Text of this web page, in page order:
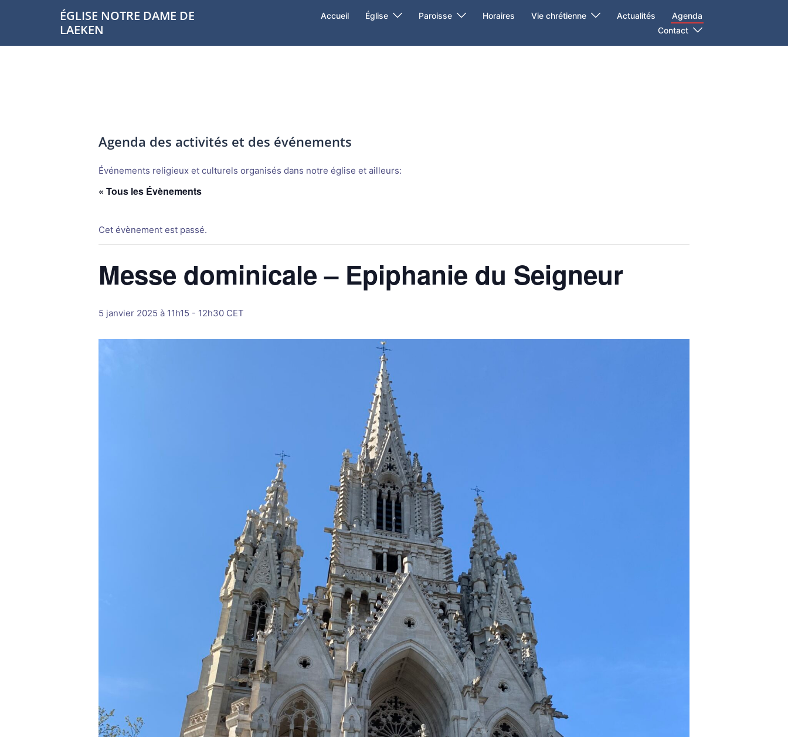
ÉGLISE NOTRE DAME DE
LAEKEN
Accueil Église Paroisse Horaires Vie chrétienne Actualités
Agenda
Contact
Agenda des activités et des événements
Événements religieux et culturels organisés dans notre église et ailleurs:
« Tous les Évènements
Cet évènement est passé.
Messe dominicale – Epiphanie du Seigneur
5 janvier 2025 à 11h15 - 12h30 CET